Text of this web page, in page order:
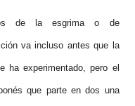
de la esgrima o de
va incluso antes que la
experimentado, pero el
que parte en dos una